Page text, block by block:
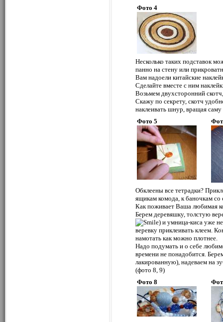
Фото 4
Несколько таких подставок
панно на стену или
Вам надоели китайские
Сделайте вместе с ним
Возьмем двухсторонний
Скажу по секрету, скотч
наклеивать шнур, вращая
Фото 5
Обклеены все тетрадки?
ящикам комода, к баночкам со
Как поживает Ваша любимая
Берем деревяшку, толстую
) и умница-киса уже
веревку приклеивать клеем.
намотать как можно плотнее.
Надо подумать и о себе
времени не понадобится.
лакированную), надеваем на
(фото 8, 9)
Фото 8